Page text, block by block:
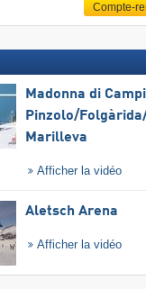
Compte-
Madonna di
Pinzolo/​
Marilleva
Afficher la vidéo
Aletsch Arena
Afficher la vidéo